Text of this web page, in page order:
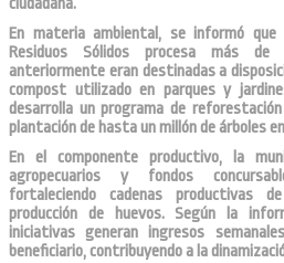
ciudadana.
En materia ambiental, se informó que
Residuos Sólidos procesa más
anteriormente eran destinadas a
compost utilizado en parques y
desarrolla un programa de
plantación de hasta un millón de árboles
En el componente productivo, la
agropecuarios y fondos
fortaleciendo cadenas productivas
producción de huevos. Según la
iniciativas generan ingresos
beneficiario, contribuyendo a la